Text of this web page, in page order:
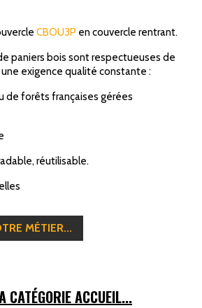
CBOU3P en couvercle rentrant.
paniers bois sont respectueuses de
une exigence qualité constante :
de forêts françaises gérées
réutilisable.
MÉTIER...
CATÉGORIE ACCUEIL...